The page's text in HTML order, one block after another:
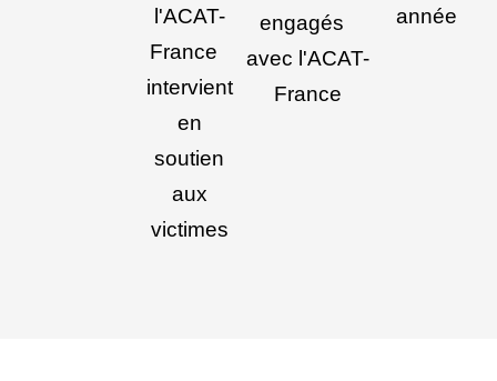
l'ACAT-
France
intervient
en
soutien
aux
victimes
engagés
avec l'ACAT-
France
année